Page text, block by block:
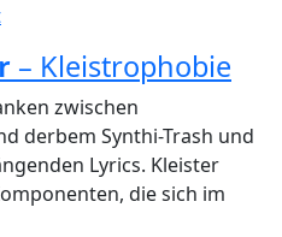
– Kleistrophobie
zwischen
derbem Synthi-Trash und
Lyrics. Kleister
die sich im